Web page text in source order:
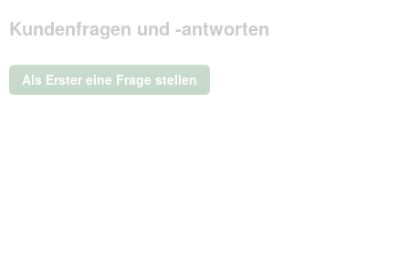
dieser
Aktion
ein
modales
Kundenfragen und -antworten
Als Erster eine Frage stellen